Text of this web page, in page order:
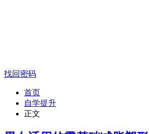
找回密码
首页
自学提升
正文